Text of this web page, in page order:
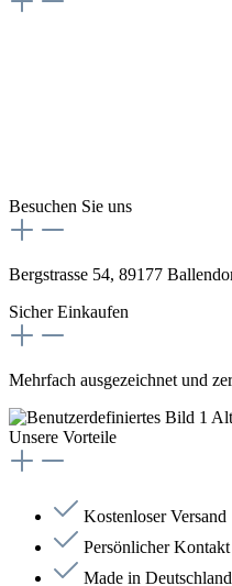
Besuchen Sie uns
Bergstrasse 54, 89177
Sicher Einkaufen
Mehrfach ausgezeichnet und
Unsere Vorteile
Kostenloser Versand
Persönlicher Kontakt
Made in Deutschland